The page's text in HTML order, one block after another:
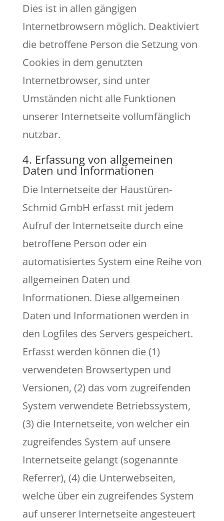
Dies ist in allen gängigen
Internetbrowsern möglich. Deaktiviert
die betroffene Person die Setzung von
Cookies in dem genutzten
Internetbrowser, sind unter
Umständen nicht alle Funktionen
unserer Internetseite vollumfänglich
nutzbar.
4. Erfassung von allgemeinen
Daten und Informationen
Die Internetseite der Haustüren-
Schmid GmbH erfasst mit jedem
Aufruf der Internetseite durch eine
betroffene Person oder ein
automatisiertes System eine Reihe von
allgemeinen Daten und
Informationen. Diese allgemeinen
Daten und Informationen werden in
den Logfiles des Servers gespeichert.
Erfasst werden können die (1)
verwendeten Browsertypen und
Versionen, (2) das vom zugreifenden
System verwendete Betriebssystem,
(3) die Internetseite, von welcher ein
zugreifendes System auf unsere
Internetseite gelangt (sogenannte
Referrer), (4) die Unterwebseiten,
welche über ein zugreifendes System
auf unserer Internetseite angesteuert